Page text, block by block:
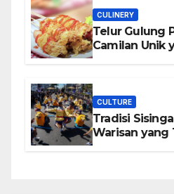
CULINERY
Telur Gulung
Camilan Unik
CULTURE
Tradisi
Warisan yang